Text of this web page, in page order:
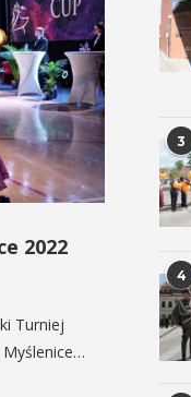
2022
Turniej
Myślenice…
3
4